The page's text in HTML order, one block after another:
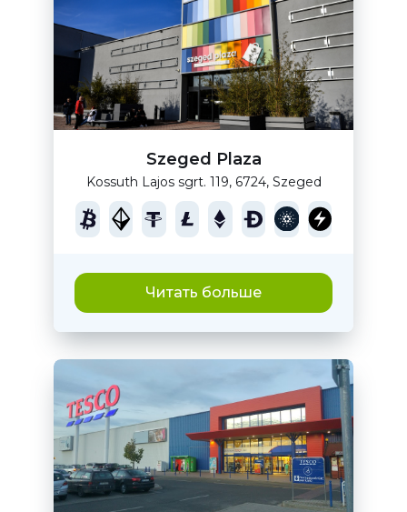
Szeged Plaza
Kossuth Lajos sgrt. 119, 6724, Szeged
Читать больше